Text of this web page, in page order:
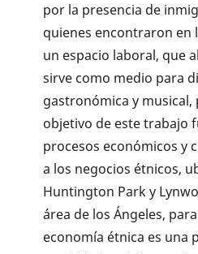
por la presencia de
quienes encontraron en
un espacio laboral, que
sirve como medio para
gastronómica y musical,
objetivo de este trabajo
procesos económicos y
a los negocios étnicos,
Huntington Park y
área de los Ángeles,
economía étnica es una